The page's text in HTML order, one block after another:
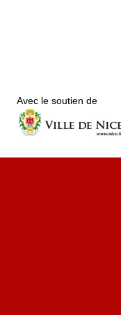
Avec le soutien de